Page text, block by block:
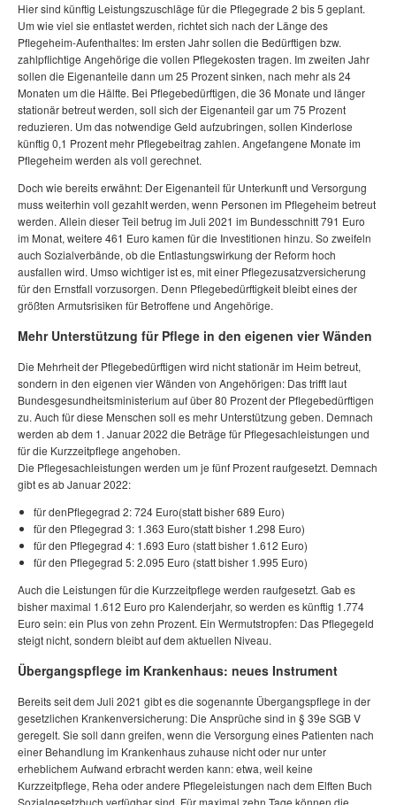
Hier sind künftig Leistungszuschläge für die Pflegegrade 2 bis 5 geplant.
Um wie viel sie entlastet werden, richtet sich nach der Länge des
Pflegeheim-Aufenthaltes: Im ersten Jahr sollen die Bedürftigen bzw.
zahlpflichtige Angehörige die vollen Pflegekosten tragen. Im zweiten Jahr
sollen die Eigenanteile dann um 25 Prozent sinken, nach mehr als 24
Monaten um die Hälfte. Bei Pflegebedürftigen, die 36 Monate und länger
stationär betreut werden, soll sich der Eigenanteil gar um 75 Prozent
reduzieren. Um das notwendige Geld aufzubringen, sollen Kinderlose
künftig 0,1 Prozent mehr Pflegebeitrag zahlen. Angefangene Monate im
Pflegeheim werden als voll gerechnet.
Doch wie bereits erwähnt: Der Eigenanteil für Unterkunft und Versorgung
muss weiterhin voll gezahlt werden, wenn Personen im Pflegeheim betreut
werden. Allein dieser Teil betrug im Juli 2021 im Bundesschnitt 791 Euro
im Monat, weitere 461 Euro kamen für die Investitionen hinzu. So zweifeln
auch Sozialverbände, ob die Entlastungswirkung der Reform hoch
ausfallen wird. Umso wichtiger ist es, mit einer Pflegezusatzversicherung
für den Ernstfall vorzusorgen. Denn Pflegebedürftigkeit bleibt eines der
größten Armutsrisiken für Betroffene und Angehörige.
Mehr Unterstützung für Pflege in den eigenen vier Wänden
Die Mehrheit der Pflegebedürftigen wird nicht stationär im Heim betreut,
sondern in den eigenen vier Wänden von Angehörigen: Das trifft laut
Bundesgesundheitsministerium auf über 80 Prozent der Pflegebedürftigen
zu. Auch für diese Menschen soll es mehr Unterstützung geben. Demnach
werden ab dem 1. Januar 2022 die Beträge für Pflegesachleistungen und
für die Kurzzeitpflege angehoben.
Die Pflegesachleistungen werden um je fünf Prozent raufgesetzt. Demnach
gibt es ab Januar 2022:
für denPflegegrad 2: 724 Euro(statt bisher 689 Euro)
für den Pflegegrad 3: 1.363 Euro(statt bisher 1.298 Euro)
für den Pflegegrad 4: 1.693 Euro (statt bisher 1.612 Euro)
für den Pflegegrad 5: 2.095 Euro (statt bisher 1.995 Euro)
Auch die Leistungen für die Kurzzeitpflege werden raufgesetzt. Gab es
bisher maximal 1.612 Euro pro Kalenderjahr, so werden es künftig 1.774
Euro sein: ein Plus von zehn Prozent. Ein Wermutstropfen: Das Pflegegeld
steigt nicht, sondern bleibt auf dem aktuellen Niveau.
Übergangspflege im Krankenhaus: neues Instrument
Bereits seit dem Juli 2021 gibt es die sogenannte Übergangspflege in der
gesetzlichen Krankenversicherung: Die Ansprüche sind in § 39e SGB V
geregelt. Sie soll dann greifen, wenn die Versorgung eines Patienten nach
einer Behandlung im Krankenhaus zuhause nicht oder nur unter
erheblichem Aufwand erbracht werden kann: etwa, weil keine
Kurzzeitpflege, Reha oder andere Pflegeleistungen nach dem Elften Buch